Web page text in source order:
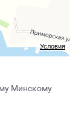
Условия
Минскому